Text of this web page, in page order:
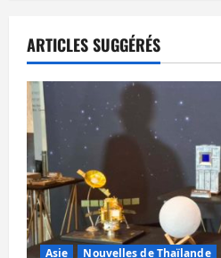
t
i
o
n
d
’
ARTICLES SUGGÉRÉS
Asie Nouvelles de Thaïlande